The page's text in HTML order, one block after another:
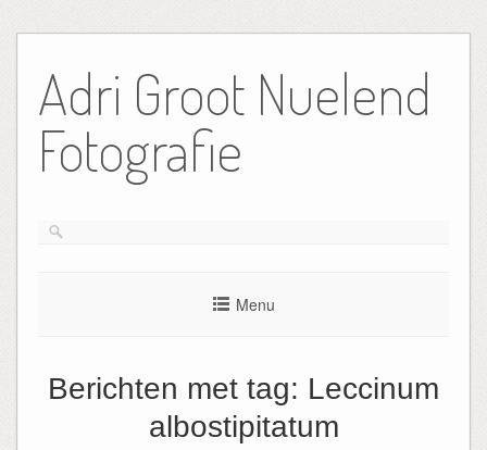
de
inhoud
Adri Groot Nuelend
Fotografie
Menu
Berichten met tag: Leccinum
albostipitatum